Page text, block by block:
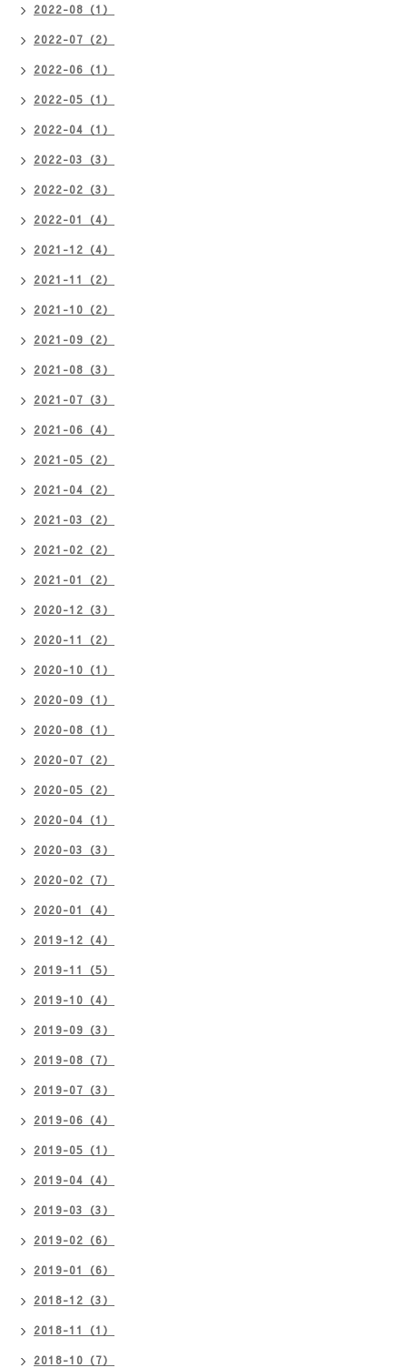
2022-08（1）
2022-07（2）
2022-06（1）
2022-05（1）
2022-04（1）
2022-03（3）
2022-02（3）
2022-01（4）
2021-12（4）
2021-11（2）
2021-10（2）
2021-09（2）
2021-08（3）
2021-07（3）
2021-06（4）
2021-05（2）
2021-04（2）
2021-03（2）
2021-02（2）
2021-01（2）
2020-12（3）
2020-11（2）
2020-10（1）
2020-09（1）
2020-08（1）
2020-07（2）
2020-05（2）
2020-04（1）
2020-03（3）
2020-02（7）
2020-01（4）
2019-12（4）
2019-11（5）
2019-10（4）
2019-09（3）
2019-08（7）
2019-07（3）
2019-06（4）
2019-05（1）
2019-04（4）
2019-03（3）
2019-02（6）
2019-01（6）
2018-12（3）
2018-11（1）
2018-10（7）